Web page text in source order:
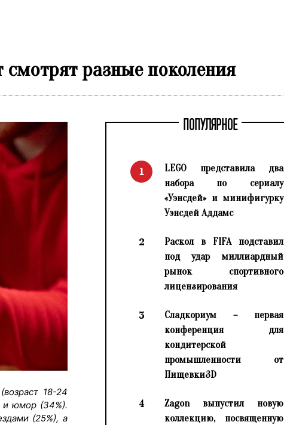
смотрят разные поколения
18-24
и юмор (34%).
(25%), а
ПОПУЛЯРНОЕ
1
LEGO представила два
набора по сериалу
«Уэнсдей» и минифигурку
Уэнсдей Аддамс
2
Раскол в FIFA подставил
под удар миллиардный
рынок спортивного
лицензирования
3
Сладкориум – первая
конференция для
кондитерской
промышленности от
Пищевки3D
4
Zagon выпустил новую
коллекцию, посвященную